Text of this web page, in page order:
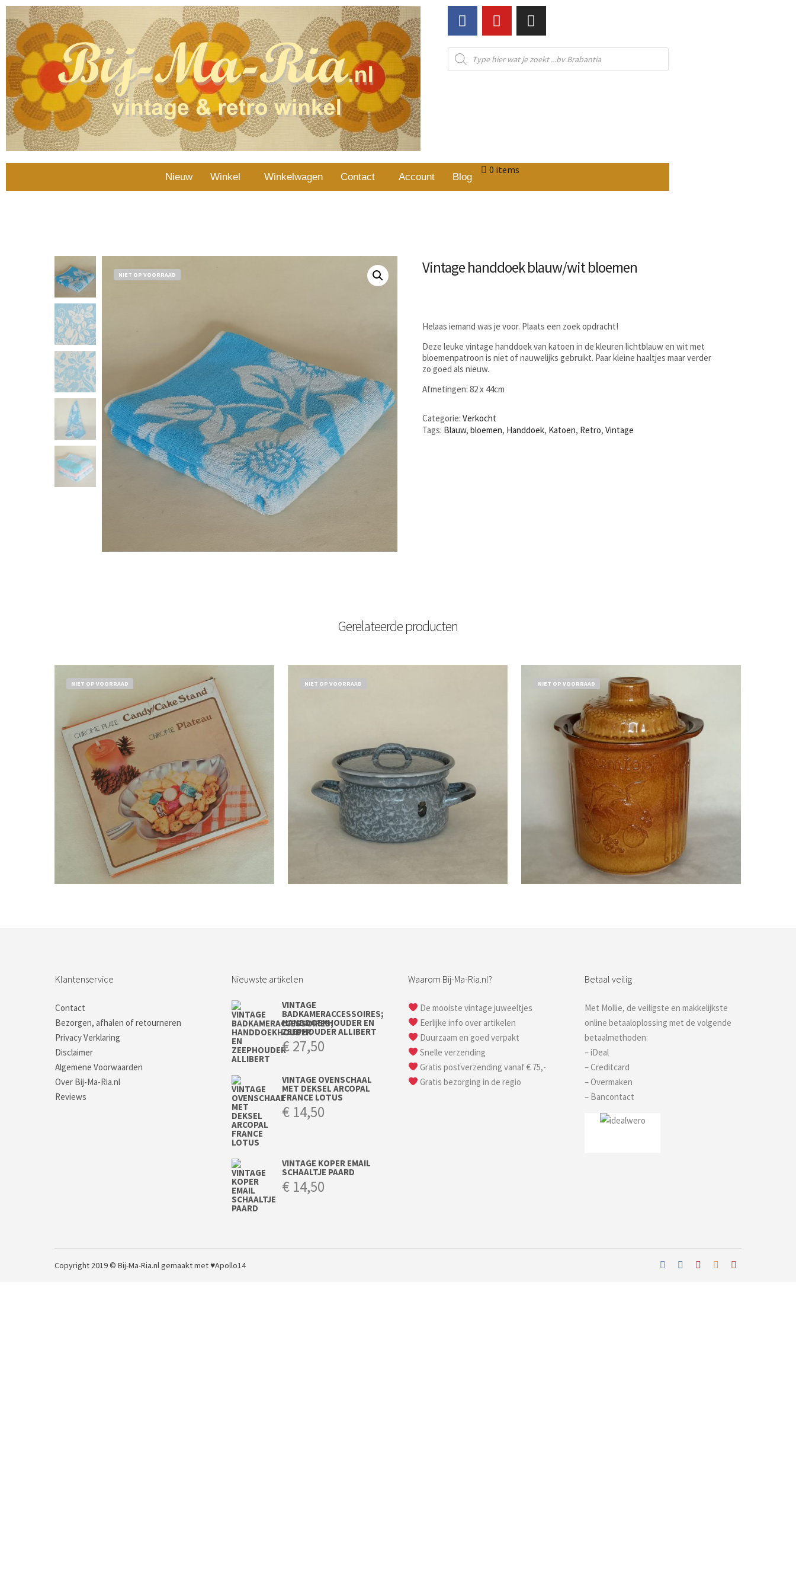
Nieuw Winkel Winkelwagen Contact Account Blog
0 items
NIET OP VOORRAAD Vintage handdoek blauw/wit bloemen
Helaas iemand was je voor. Plaats een zoek opdracht!
Deze leuke vintage handdoek van katoen in de kleuren lichtblauw en wit met
bloemenpatroon is niet of nauwelijks gebruikt. Paar kleine haaltjes maar verder
zo goed als nieuw.
Afmetingen: 82 x 44cm
Categorie:Verkocht
Tags: Blauw,bloemen, Handdoek, Katoen, Retro,Vintage
Gerelateerde producten
NIET OP VOORRAAD NIET OP VOORRAAD NIET OP VOORRAAD
Klantenservice
Contact
Bezorgen, afhalen of retourneren
Privacy Verklaring
Disclaimer
Algemene Voorwaarden
Over Bij-Ma-Ria.nl
Reviews
Nieuwste artikelen
VINTAGE
BADKAMERACCESSOIRES;
HANDDOEKHOUDER EN
ZEEPHOUDER ALLIBERT
€27,50
VINTAGE OVENSCHAAL
MET DEKSEL ARCOPAL
FRANCE LOTUS
€ 14,50
VINTAGE KOPER EMAIL
SCHAALTJE PAARD
€ 14,50
Waarom Bij-Ma-Ria.nl?
De mooiste vintage juweeltjes
Eerlijke info over artikelen
Duurzaam en goed verpakt
Snelle verzending
Gratis postverzending vanaf € 75,-
Gratis bezorging in de regio
Betaal veilig
Met Mollie, de veiligste en makkelijkste
online betaaloplossing met de volgende
betaalmethoden:
– iDeal
– Creditcard
– Overmaken
– Bancontact
Copyright 2019 © Bij-Ma-Ria.nlgemaakt met ♥Apollo14